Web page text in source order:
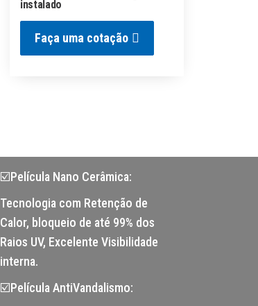
instalado
Faça uma cotação
☑️Película Nano Cerâmica:
Tecnologia com Retenção de
Calor, bloqueio de até 99% dos
Raios UV, Excelente Visibilidade
interna.
☑️Película AntiVandalismo: